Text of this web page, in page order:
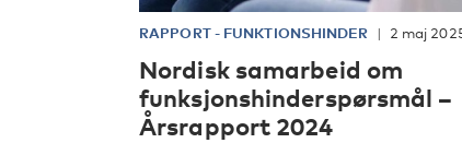
RAPPORT- FUNKTIONSHINDER 2 maj
Nordisk samarbeid om
funksjonshinderspørsmål –
Årsrapport 2024